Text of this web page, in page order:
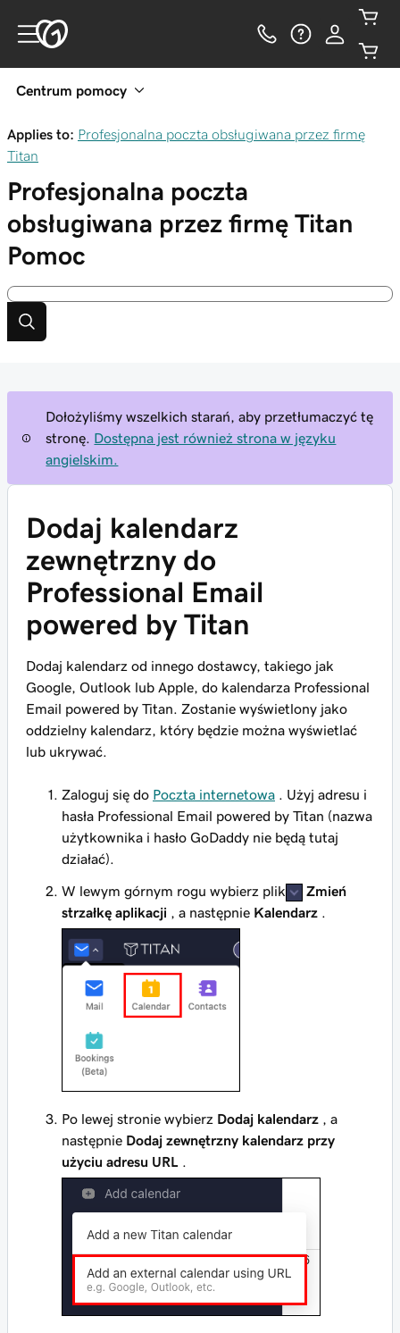
Centrum pomocy
Applies to: Profesjonalna poczta obsługiwana przez firmę
Titan
Profesjonalna poczta
obsługiwana przez firmę Titan
Pomoc
Dołożyliśmy wszelkich starań, aby przetłumaczyć tę
stronę.
Dostępna jest również strona w języku
angielskim.
Dodaj kalendarz
zewnętrzny do
Professional Email
powered by Titan
Dodaj kalendarz od innego dostawcy, takiego jak
Google, Outlook lub Apple, do kalendarza Professional
Email powered by Titan. Zostanie wyświetlony jako
oddzielny kalendarz, który będzie można wyświetlać
lub ukrywać.
Zaloguj się do Poczta internetowa . Użyj adresu i
hasła Professional Email powered by Titan (nazwa
użytkownika i hasło GoDaddy nie będą tutaj
działać).
W lewym górnym rogu wybierz plik
Zmień
strzałkę aplikacji , a następnie Kalendarz
Po lewej stronie wybierz Dodaj kalendarz , a
następnie Dodaj zewnętrzny kalendarz przy
użyciu adresu URL